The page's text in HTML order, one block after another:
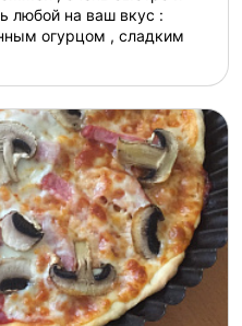
любой на ваш вкус :
огурцом , сладким